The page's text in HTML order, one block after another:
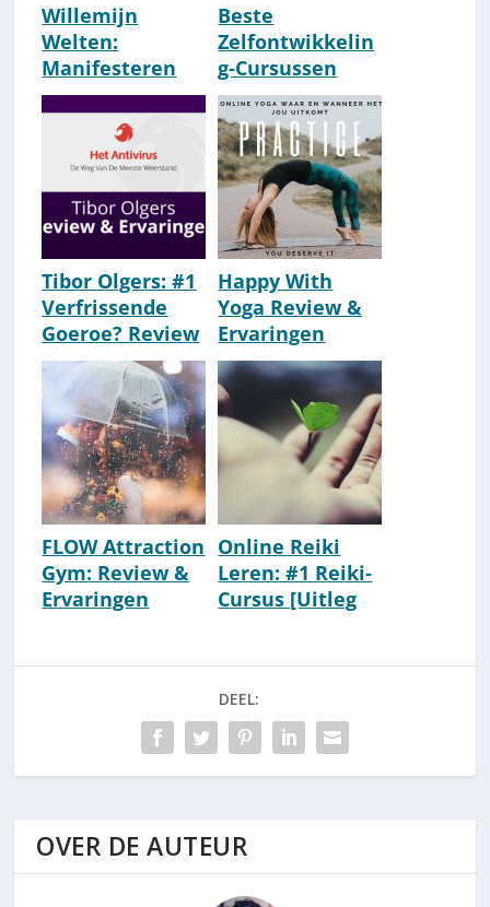
Willemijn
Welten:
Manifesteren
kun je leren
[REVIEW &
ERVARINGEN
2026]
Beste
Zelfontwikkelin
g-Cursussen
Nederland [Top
10 Persoonlijke
Ontwikkeling]
[2026]
Tibor Olgers: #1
Verfrissende
Goeroe? Review
& Ervaringen
[2026]
Happy With
Yoga Review &
Ervaringen
FLOW Attraction
Gym: Review &
Ervaringen
Online Reiki
Leren: #1 Reiki-
Cursus [Uitleg
DEEL:
OVER DE AUTEUR